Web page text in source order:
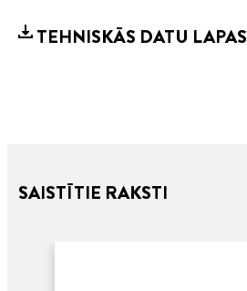
TEHNISKĀS DATU LAPAS
SAISTĪTIE RAKSTI